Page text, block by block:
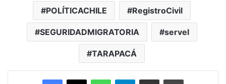
POLÍTICACHILE RegistroCivil
SEGURIDADMIGRATORIA servel
TARAPACÁ
Facebook
X WhatsAppTelegramEnviar vía email Imprimir